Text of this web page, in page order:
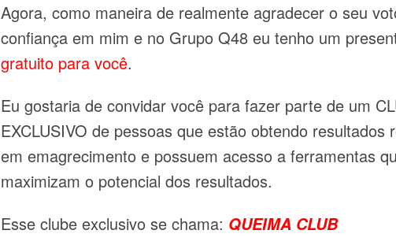
Agora, como maneira de realmente agradecer o seu
confiança em mim e no Grupo Q48 eu tenho um
gratuito para você.
Eu gostaria de convidar você para fazer parte de um
EXCLUSIVO de pessoas que estão obtendo resultados
em emagrecimento e possuem acesso a ferramentas
maximizam o potencial dos resultados.
Esse clube exclusivo se chama: QUEIMA CLUB